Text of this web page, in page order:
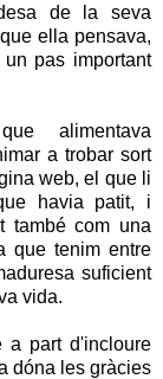
de la seva
ella pensava,
pas important
alimentava
a trobar sort
web, el que li
havia patit, i
també com una
que tenim entre
suficient
vida.
a part d'incloure
dóna les gràcies